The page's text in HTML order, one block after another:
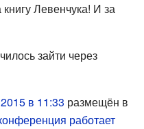
Левенчука! И за
зайти через
в 11:33 размещён в
работает